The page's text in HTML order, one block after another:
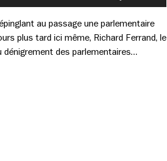
flèches
haut/bas
au passage une parlementaire
plus tard ici même, Richard Ferrand, le
dénigrement des parlementaires…